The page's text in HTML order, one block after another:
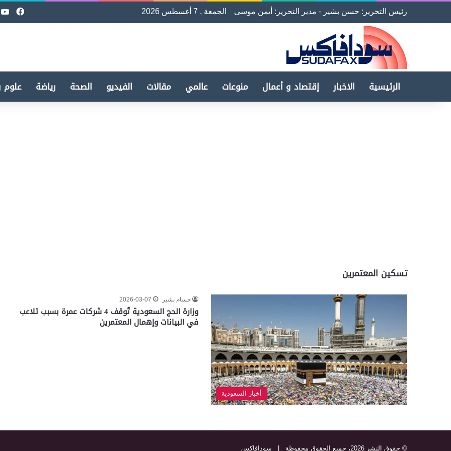
رئيس التحرير: حسن بشير - مدير التحرير: أيمن موسى الجمعة , 7 أغسطس 2026
الرئيسية الاخبار إقتصاد و أعمال منوعات عالمي مقالات الفيديو الصحة رياضة علوم
تسكين المعتمرين
أخبار السعودية
حسام بشير 2026-03-07
وزارة الحج السعودية تُوقف 4 شركات عمرة بسبب تلاعب
في البيانات وإهمال المعتمرين
© حقوق النشر 2026، جميع الحقوق محفوظة | سودافاكس